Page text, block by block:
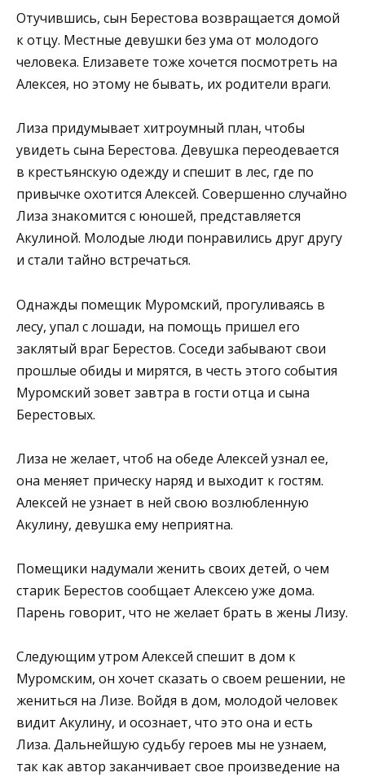
Отучившись, сын Берестова возвращается домой
к отцу. Местные девушки без ума от молодого
человека. Елизавете тоже хочется посмотреть на
Алексея, но этому не бывать, их родители враги.
Лиза придумывает хитроумный план, чтобы
увидеть сына Берестова. Девушка переодевается
в крестьянскую одежду и спешит в лес, где по
привычке охотится Алексей. Совершенно случайно
Лиза знакомится с юношей, представляется
Акулиной. Молодые люди понравились друг другу
и стали тайно встречаться.
Однажды помещик Муромский, прогуливаясь в
лесу, упал с лошади, на помощь пришел его
заклятый враг Берестов. Соседи забывают свои
прошлые обиды и мирятся, в честь этого события
Муромский зовет завтра в гости отца и сына
Берестовых.
Лиза не желает, чтоб на обеде Алексей узнал ее,
она меняет прическу наряд и выходит к гостям.
Алексей не узнает в ней свою возлюбленную
Акулину, девушка ему неприятна.
Помещики надумали женить своих детей, о чем
старик Берестов сообщает Алексею уже дома.
Парень говорит, что не желает брать в жены Лизу.
Следующим утром Алексей спешит в дом к
Муромским, он хочет сказать о своем решении, не
жениться на Лизе. Войдя в дом, молодой человек
видит Акулину, и осознает, что это она и есть
Лиза. Дальнейшую судьбу героев мы не узнаем,
так как автор заканчивает свое произведение на